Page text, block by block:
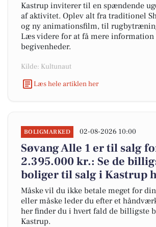
Kastrup inviterer til en spændende
af aktivitet. Oplev alt fra traditionel
og ny animationsfilm, til
Læs videre for at få mere information
begivenheder.
Kilde: Kultunaut
Læs hele artiklen her
BOLIGMARKED 02-08-2026 10:00
Søvang Alle 1 er til salg
2.395.000 kr.: Se de
boliger til salg i Kastrup
Måske vil du ikke betale meget for
eller måske leder du efter et
her finder du i hvert fald de billigste
Kastrup.